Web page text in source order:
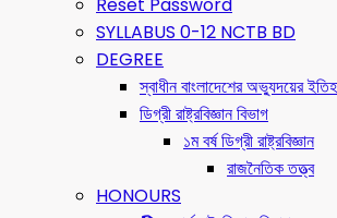
SYLLABUS 0-12 NCTB BD
DEGREE
স্বাধীন বাংলাদেশের অভ্যুদয়ের
ডিগ্রী রাষ্ট্রবিজ্ঞান বিভাগ
১ম বর্ষ ডিগ্রী রাষ্ট্রবিজ্ঞান
রাজনৈতিক তত্ত্ব
HONOURS